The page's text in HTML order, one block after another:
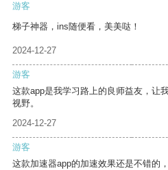
游客
梯子神器，ins随便看，美美哒！
2024-12-27
游客
这款app是我学习路上的良师益友，让
视野。
2024-12-27
游客
这款加速器app的加速效果还是不错的